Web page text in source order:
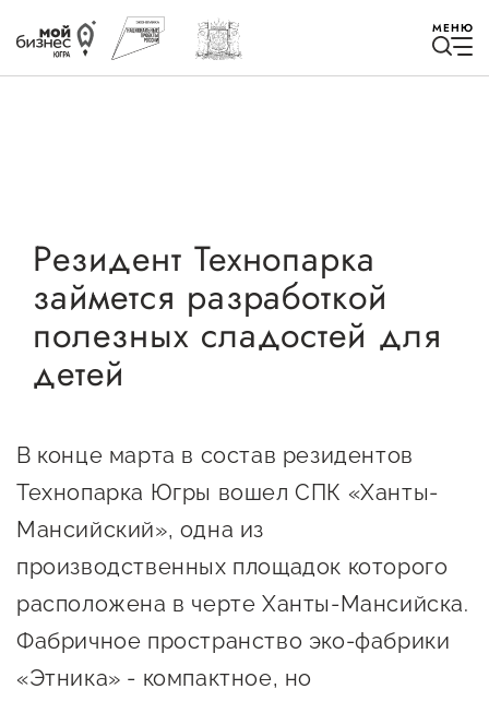
МЕНЮ
Избранное
Быть в курсе
Истории успеха
Новости
Онлайн-витрина продукции
Социальные сети "Мой
Бизнес Югра"
Меры поддержки
Резидент Технопарка
займется разработкой
полезных сладостей для
детей
В конце марта в состав резидентов
Технопарка Югры вошел СПК «Ханты-
Мансийский», одна из
производственных площадок которого
расположена в черте Ханты-Мансийска.
Фабричное пространство эко-фабрики
«Этника» - компактное, но